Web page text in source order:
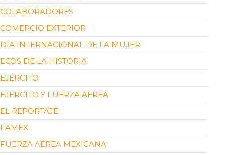
COLABORADORES
COMERCIO EXTERIOR
DÍA INTERNACIONAL DE LA MUJER
ECOS DE LA HISTORIA
EJÉRCITO
EJÉRCITO Y FUERZA AÉREA
EL REPORTAJE
FAMEX
FUERZA AÉREA MEXICANA